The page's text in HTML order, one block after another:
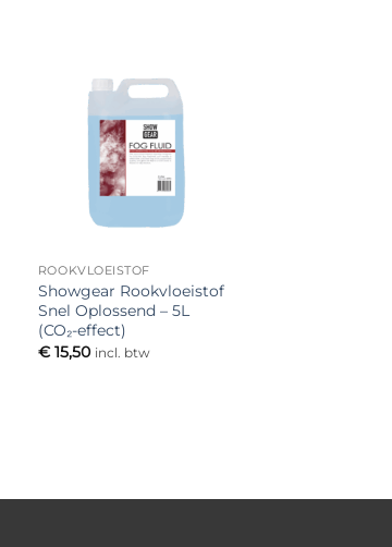
Toevoegen
verlanglijst
ROOKVLOEISTOF
Showgear Rookvloeistof
Snel Oplossend – 5L
(CO₂-effect)
€15,50 incl. btw